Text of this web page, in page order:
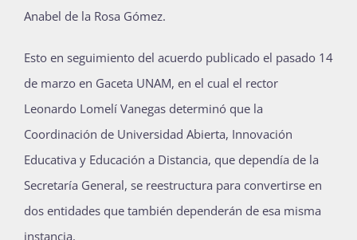
Anabel de la Rosa Gómez.
Esto en seguimiento del acuerdo publicado el pasado 14
de marzo en Gaceta UNAM, en el cual el rector
Leonardo Lomelí Vanegas determinó que la
Coordinación de Universidad Abierta, Innovación
Educativa y Educación a Distancia, que dependía de la
Secretaría General, se reestructura para convertirse en
dos entidades que también dependerán de esa misma
instancia.